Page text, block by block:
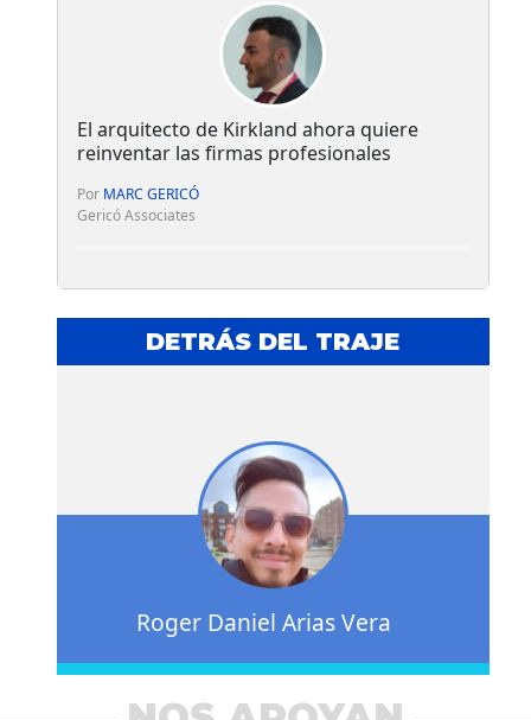
El arquitecto de Kirkland ahora quiere
reinventar las firmas profesionales
Por MARC GERICÓ
Gericó Associates
DETRÁS DEL TRAJE
Roger Daniel Arias Vera